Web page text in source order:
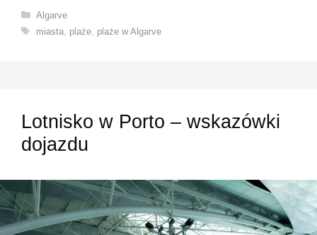
Kategorie
Algarve
Tagi
miasta, plaże, plaże w Algarve
Lotnisko w Porto – wskazówki
dojazdu